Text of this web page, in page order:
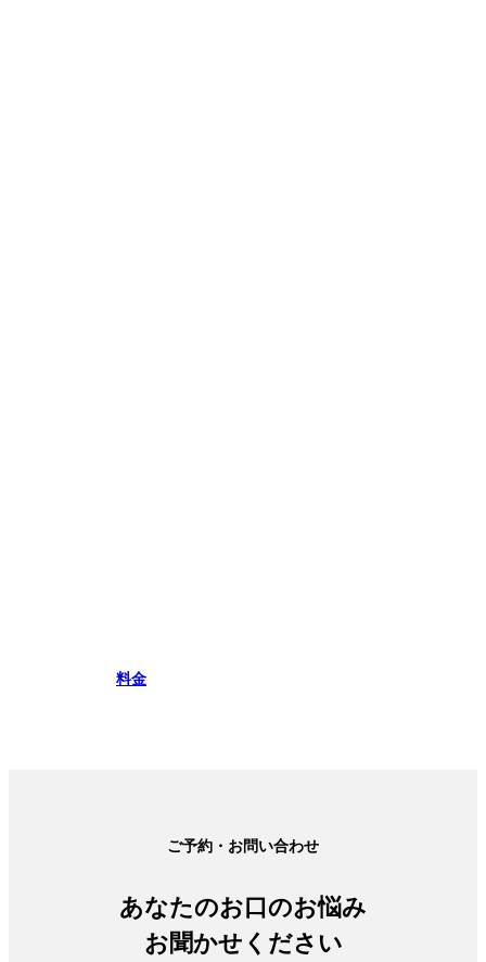
料金
ご予約・お問い合わせ
あなたのお口のお悩み
お聞かせください